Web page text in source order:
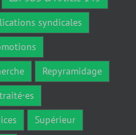
syndicales
Repyramidage
Supérieur